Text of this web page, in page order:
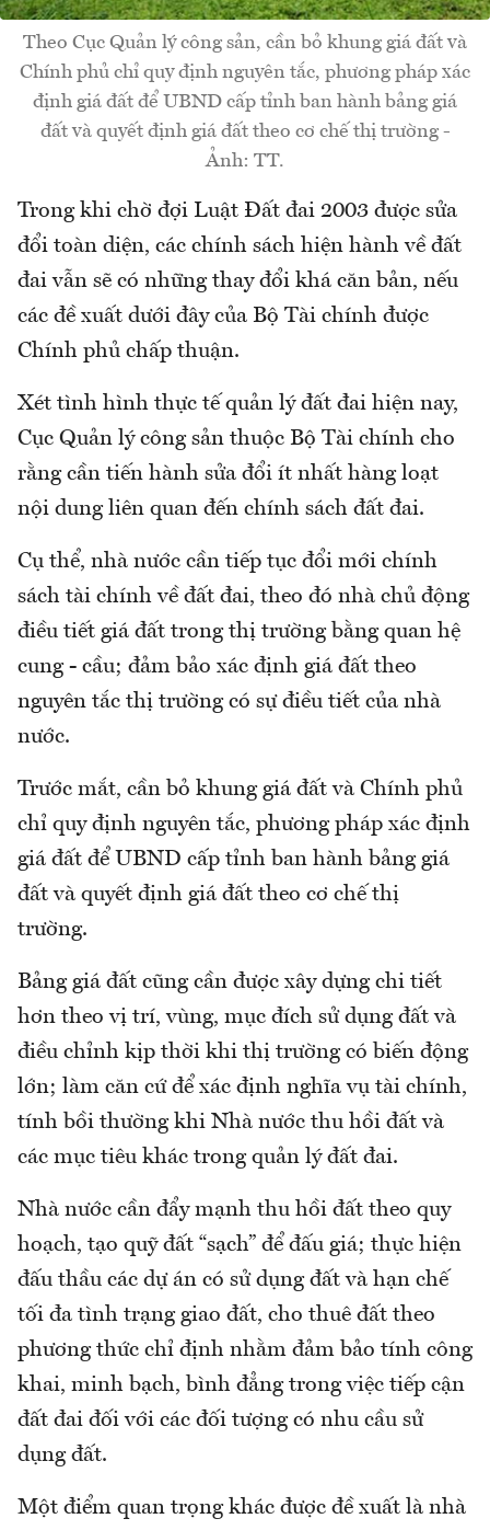
Theo Cục Quản lý công sản, cần bỏ khung giá đất và
Chính phủ chỉ quy định nguyên tắc, phương pháp xác
định giá đất để UBND cấp tỉnh ban hành bảng giá
đất và quyết định giá đất theo cơ chế thị trường -
Ảnh: TT.
Trong khi chờ đợi Luật Đất đai 2003 được sửa
đổi toàn diện, các chính sách hiện hành về đất
đai vẫn sẽ có những thay đổi khá căn bản, nếu
các đề xuất dưới đây của Bộ Tài chính được
Chính phủ chấp thuận.
Xét tình hình thực tế quản lý đất đai hiện nay,
Cục Quản lý công sản thuộc Bộ Tài chính cho
rằng cần tiến hành sửa đổi ít nhất hàng loạt
nội dung liên quan đến chính sách đất đai.
Cụ thể, nhà nước cần tiếp tục đổi mới chính
sách tài chính về đất đai, theo đó nhà chủ động
điều tiết giá đất trong thị trường bằng quan hệ
cung - cầu; đảm bảo xác định giá đất theo
nguyên tắc thị trường có sự điều tiết của nhà
nước.
Trước mắt, cần bỏ khung giá đất và Chính phủ
chỉ quy định nguyên tắc, phương pháp xác định
giá đất để UBND cấp tỉnh ban hành bảng giá
đất và quyết định giá đất theo cơ chế thị
trường.
Bảng giá đất cũng cần được xây dựng chi tiết
hơn theo vị trí, vùng, mục đích sử dụng đất và
điều chỉnh kịp thời khi thị trường có biến động
lớn; làm căn cứ để xác định nghĩa vụ tài chính,
tính bồi thường khi Nhà nước thu hồi đất và
các mục tiêu khác trong quản lý đất đai.
Nhà nước cần đẩy mạnh thu hồi đất theo quy
hoạch, tạo quỹ đất “sạch” để đấu giá; thực hiện
đấu thầu các dự án có sử dụng đất và hạn chế
tối đa tình trạng giao đất, cho thuê đất theo
phương thức chỉ định nhằm đảm bảo tính công
khai, minh bạch, bình đẳng trong việc tiếp cận
đất đai đối với các đối tượng có nhu cầu sử
dụng đất.
Một điểm quan trọng khác được đề xuất là nhà